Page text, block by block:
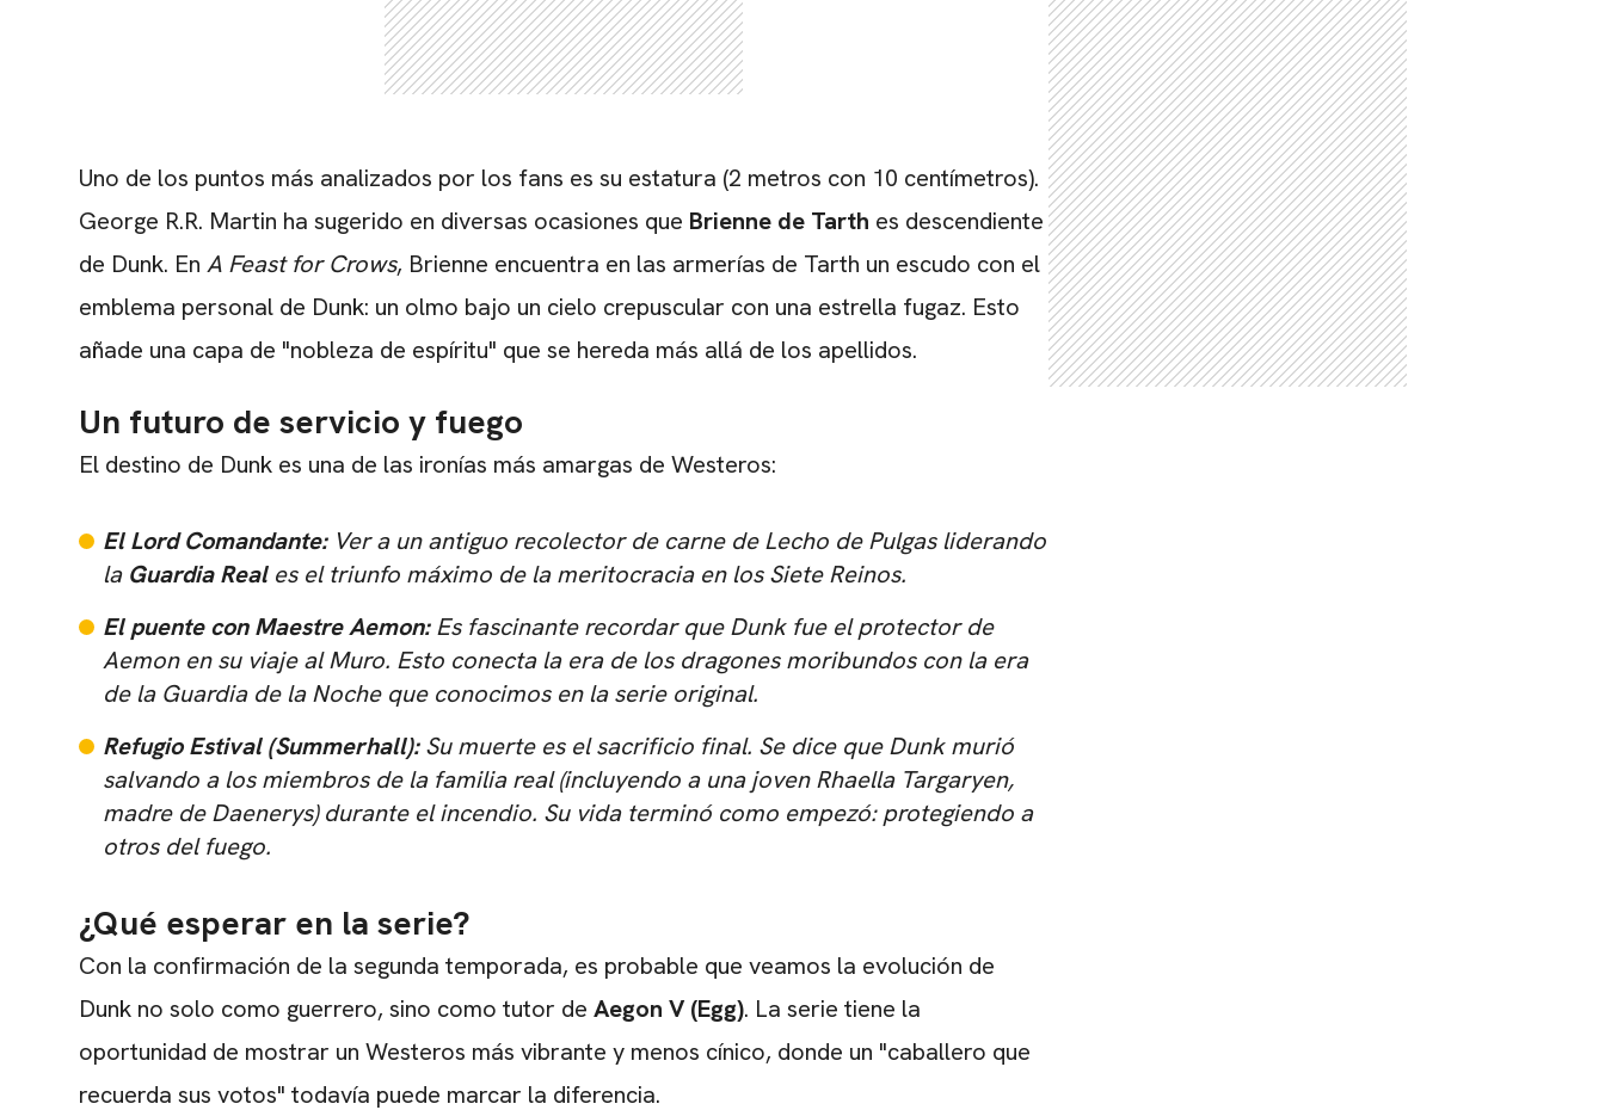
Uno de los puntos más analizados por los fans es su estatura (2 metros con 10 centímetros).
George R.R. Martin ha sugerido en diversas ocasiones que Brienne de Tarth es descendiente
de Dunk. En A Feast for Crows, Brienne encuentra en las armerías de Tarth un escudo con el
emblema personal de Dunk: un olmo bajo un cielo crepuscular con una estrella fugaz. Esto
añade una capa de "nobleza de espíritu" que se hereda más allá de los apellidos.
Un futuro de servicio y fuego
El destino de Dunk es una de las ironías más amargas de Westeros:
El Lord Comandante:Ver a un antiguo recolector de carne de Lecho de Pulgas liderando
la Guardia Reales el triunfo máximo de la meritocracia en los Siete Reinos.
El puente con Maestre Aemon:Es fascinante recordar que Dunk fue el protector de
Aemon en su viaje al Muro. Esto conecta la era de los dragones moribundos con la era
de la Guardia de la Noche que conocimos en la serie original.
Refugio Estival (Summerhall):Su muerte es el sacrificio final. Se dice que Dunk murió
salvando a los miembros de la familia real (incluyendo a una joven Rhaella Targaryen,
madre de Daenerys) durante el incendio. Su vida terminó como empezó: protegiendo a
otros del fuego.
¿Qué esperar en la serie?
Con la confirmación de la segunda temporada, es probable que veamos la evolución de
Dunk no solo como guerrero, sino como tutor de Aegon V (Egg). La serie tiene la
oportunidad de mostrar un Westeros más vibrante y menos cínico, donde un "caballero que
recuerda sus votos" todavía puede marcar la diferencia.